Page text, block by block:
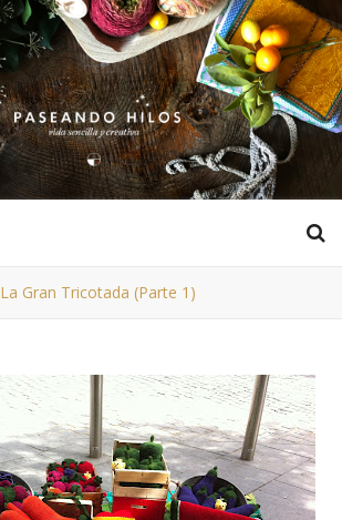
La Gran Tricotada (parte 1)